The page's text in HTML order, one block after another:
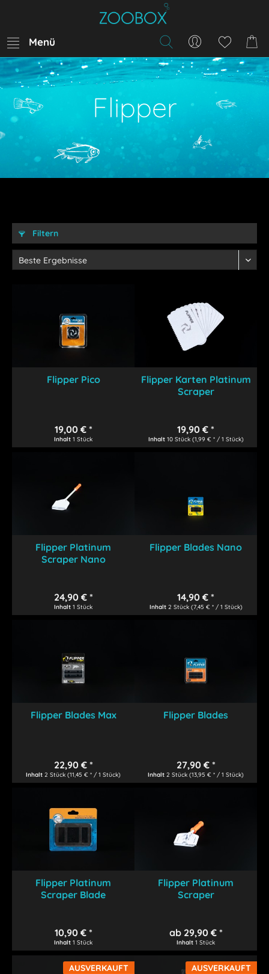
Menü
Flipper
Filtern
Flipper Pico
19,00 € *
Inhalt1 Stück
Flipper Karten Platinum
Scraper
19,90 € *
Inhalt 10 Stück (1,99 € * / 1 Stück)
Flipper Platinum
Scraper Nano
24,90 € *
Inhalt1 Stück
Flipper Blades Nano
14,90 € *
Inhalt 2 Stück (7,45 € * / 1 Stück)
Flipper Blades Max
22,90 € *
Inhalt2 Stück(11,45 € * / 1 Stück)
Flipper Blades
27,90 € *
Inhalt2 Stück(13,95 € * / 1 Stück)
Flipper Platinum
Scraper Blade
10,90 € *
Inhalt1 Stück
Flipper Platinum
Scraper
ab 29,90 € *
Inhalt1 Stück
AUSVERKAUFT AUSVERKAUFT